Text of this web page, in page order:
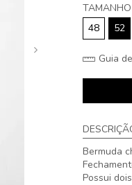
TAMANHO
48
52
Guia
Bermuda
Possui